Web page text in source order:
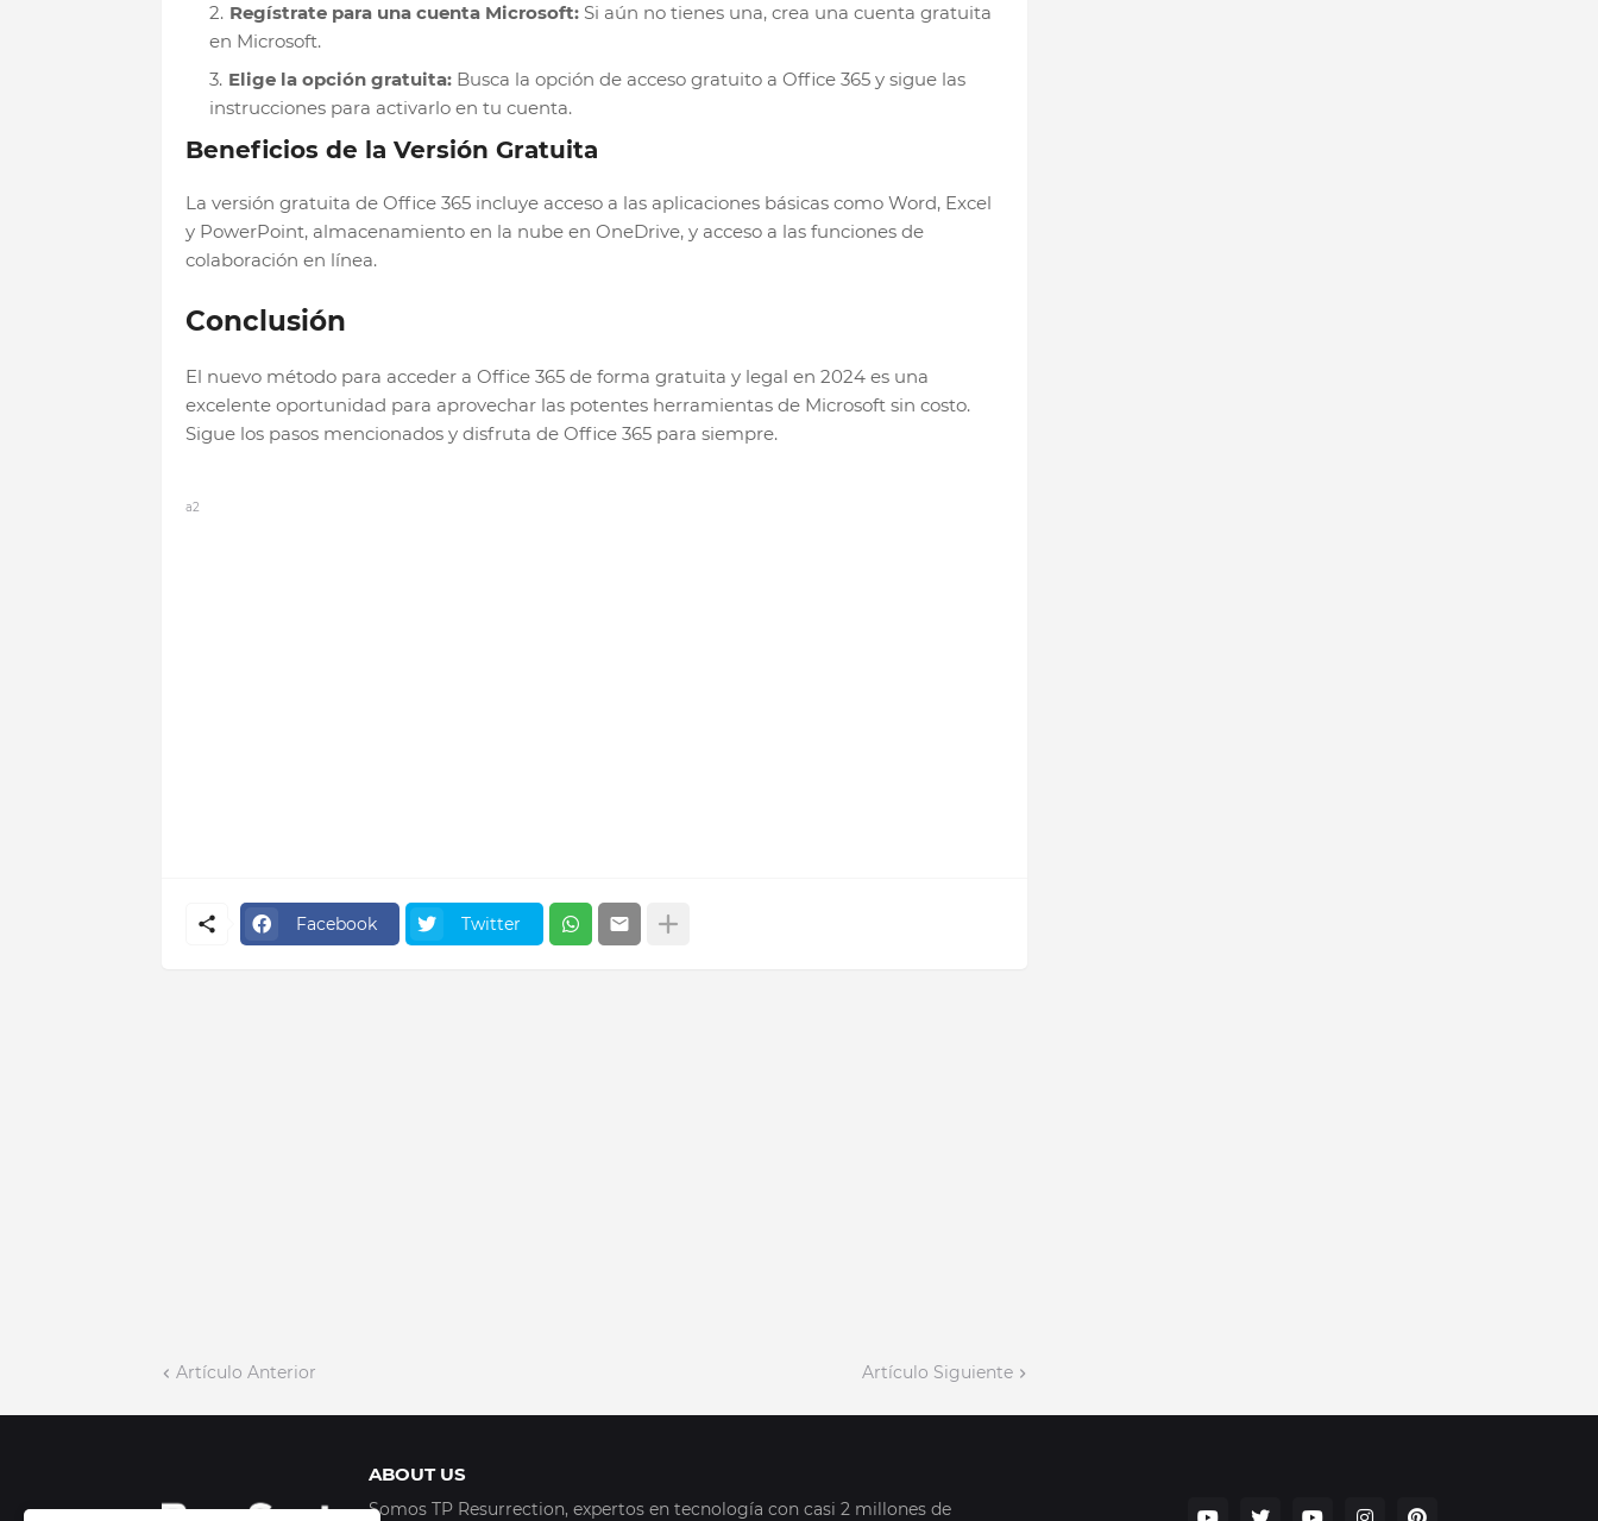
Regístrate para una cuenta Microsoft:Si aún no tienes una, crea una cuenta gratuita
en Microsoft.
Elige la opción gratuita:Busca la opción de acceso gratuito a Office 365 y sigue las
instrucciones para activarlo en tu cuenta.
Beneficios de la Versión Gratuita
La versión gratuita de Office 365 incluye acceso a las aplicaciones básicas como Word, Excel
y PowerPoint, almacenamiento en la nube en OneDrive, y acceso a las funciones de
colaboración en línea.
Conclusión
El nuevo método para acceder a Office 365 de forma gratuita y legal en 2024 es una
excelente oportunidad para aprovechar las potentes herramientas de Microsoft sin costo.
Sigue los pasos mencionados y disfruta de Office 365 para siempre.
a2
Facebook Twitter
Artículo Anterior Artículo Siguiente
ABOUT US
Somos TP Resurrection, expertos en tecnología con casi 2 millones de